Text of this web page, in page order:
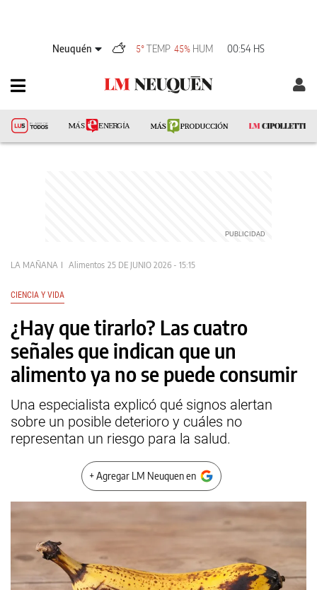
Neuquén 5° TEMP 45% HUM 00:54 HS
LA MAÑANA Alimentos 25 DE JUNIO 2026 - 15:15
CIENCIA Y VIDA
¿Hay que tirarlo? Las cuatro
señales que indican que un
alimento ya no se puede consumir
Una especialista explicó qué signos alertan
sobre un posible deterioro y cuáles no
representan un riesgo para la salud.
+ Agregar LM Neuquen en